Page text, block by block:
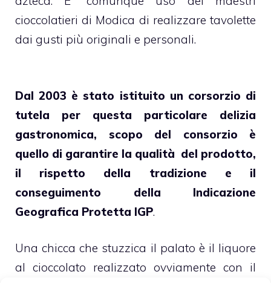
cioccolatieri di Modica di realizzare tavolette
dai gusti più originali e personali.
Dal 2003 è stato istituito un corsorzio di
tutela per questa particolare delizia
gastronomica, scopo del consorzio è
quello di garantire la qualità del prodotto,
il rispetto della tradizione e il
conseguimento della Indicazione
Geografica Protetta IGP.
Una chicca che stuzzica il palato è il liquore
al cioccolato realizzato ovviamente con il